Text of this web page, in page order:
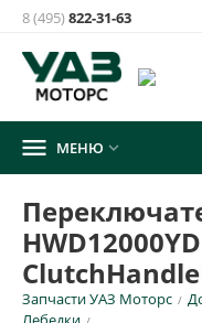
8 (495)822-31-63
 МЕНЮ 
Запчасти УАЗ Моторс /
Уведомить о
товара:
Переключатель
E-mail для
Номер телефона для